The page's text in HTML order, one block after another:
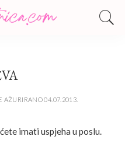
AŽURIRANO 04.07.2013.
imati uspjeha u poslu.